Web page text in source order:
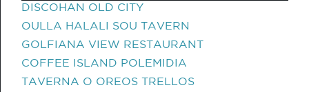
DISCOHAN OLD CITY
OULLA HALALI SOU TAVERN
GOLFIANA VIEW RESTAURANT
COFFEE ISLAND POLEMIDIA
TAVERNA O OREOS TRELLOS